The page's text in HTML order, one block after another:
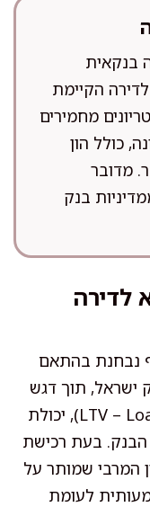
בנקאית
הקיימת
מחמירים
כולל הון
מדובר
בנק
לדירה
נבחנת בהתאם
ישראל, תוך דגש
על מגבלת יחס המימון (LTV – Loan to Value), יכולת
הבנק. בעת רכישת
המרבי שמותר על
לעומת